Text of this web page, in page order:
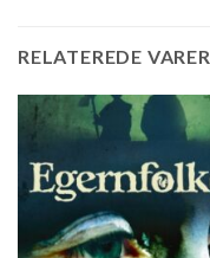
RELATEREDE VARER